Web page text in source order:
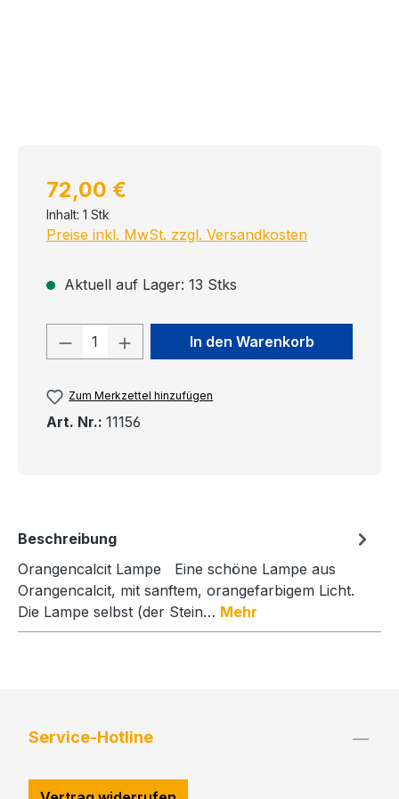
Regulärer Preis:
72,00 €
Inhalt: 1 Stk
Preise inkl. MwSt. zzgl. Versandkosten
Aktuell auf Lager: 13 Stks
Produkt Anzahl: Gib den
In den Warenkorb
Zum Merkzettel hinzufügen
Art. Nr.: 11156
Beschreibung
Orangencalcit Lampe Eine schöne Lampe aus
Orangencalcit, mit sanftem, orangefarbigem Licht.
Die Lampe selbst (der Stein… Mehr
Service-Hotline